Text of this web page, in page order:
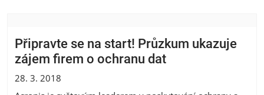
Připravte se na start! Průzkum ukazuje
zájem firem o ochranu dat
28. 3. 2018